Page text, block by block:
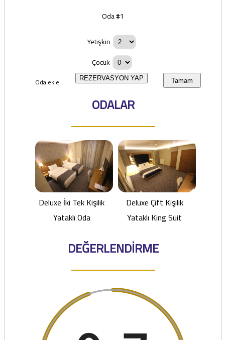
Oda #1
Yetişkin
Çocuk
Oda ekle Tamam
REZERVASYON YAP
ODALAR
Deluxe İki Tek Kişilik
Yataklı Oda
Deluxe Çift Kişilik
Yataklı King Süit
DEĞERLENDİRME